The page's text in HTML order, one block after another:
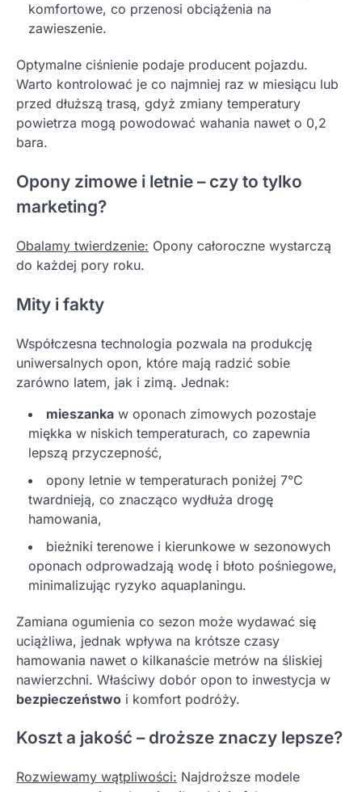
komfortowe, co przenosi obciążenia na
zawieszenie.
Optymalne ciśnienie podaje producent pojazdu.
Warto kontrolować je co najmniej raz w miesiącu lub
przed dłuższą trasą, gdyż zmiany temperatury
powietrza mogą powodować wahania nawet o 0,2
bara.
Opony zimowe i letnie – czy to tylko
marketing?
Obalamy twierdzenie: Opony całoroczne wystarczą
do każdej pory roku.
Mity i fakty
Współczesna technologia pozwala na produkcję
uniwersalnych opon, które mają radzić sobie
zarówno latem, jak i zimą. Jednak:
mieszanka w oponach zimowych pozostaje
miękka w niskich temperaturach, co zapewnia
lepszą przyczepność,
opony letnie w temperaturach poniżej 7°C
twardnieją, co znacząco wydłuża drogę
hamowania,
bieżniki terenowe i kierunkowe w sezonowych
oponach odprowadzają wodę i błoto pośniegowe,
minimalizując ryzyko aquaplaningu.
Zamiana ogumienia co sezon może wydawać się
uciążliwa, jednak wpływa na krótsze czasy
hamowania nawet o kilkanaście metrów na śliskiej
nawierzchni. Właściwy dobór opon to inwestycja w
bezpieczeństwo i komfort podróży.
Koszt a jakość – droższe znaczy lepsze?
Rozwiewamy wątpliwości: Najdroższe modele